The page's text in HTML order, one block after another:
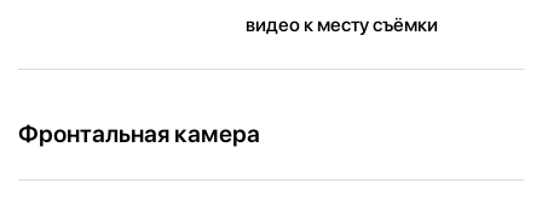
видео к месту съёмки
Фронтальная камера